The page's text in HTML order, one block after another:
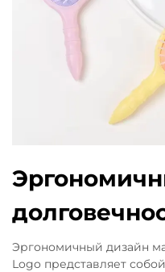
Эргономичный дизайн
Logo представляет